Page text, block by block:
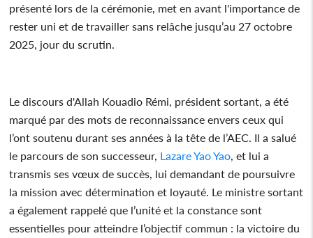
présenté lors de la cérémonie, met en avant l'importance de
rester uni et de travailler sans relâche jusqu’au 27 octobre
2025, jour du scrutin.
Le discours d'Allah Kouadio Rémi, président sortant, a été
marqué par des mots de reconnaissance envers ceux qui
l’ont soutenu durant ses années à la tête de l’AEC. Il a salué
le parcours de son successeur, Lazare Yao Yao , et lui a
transmis ses vœux de succès, lui demandant de poursuivre
la mission avec détermination et loyauté. Le ministre sortant
a également rappelé que l’unité et la constance sont
essentielles pour atteindre l’objectif commun : la victoire du